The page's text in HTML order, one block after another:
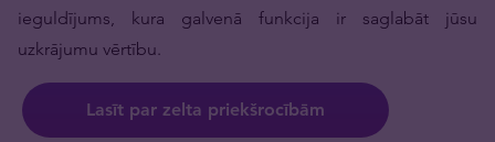
ieguldījums, kura galvenā funkcija ir saglabāt jūsu
uzkrājumu vērtību.
Lasīt par zelta priekšrocībām